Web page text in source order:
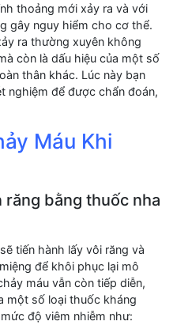
thoảng mới xảy ra và với
gây nguy hiểm cho cơ thể.
ra thường xuyên không
còn là dấu hiệu của một số
thân khác. Lúc này bạn
nghiệm để được chẩn đoán,
Máu Khi
răng bằng thuốc nha
tiến hành lấy vôi răng và
để khôi phục lại mô
máu vẫn còn tiếp diễn,
một số loại thuốc kháng
độ viêm nhiễm như: